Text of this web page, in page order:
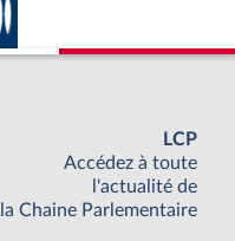
LCP
Accédez à toute
l'actualité de
la Chaine Parlementaire